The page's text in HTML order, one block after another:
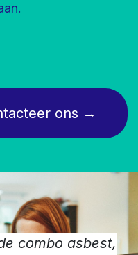
er ons →
combo asbest,